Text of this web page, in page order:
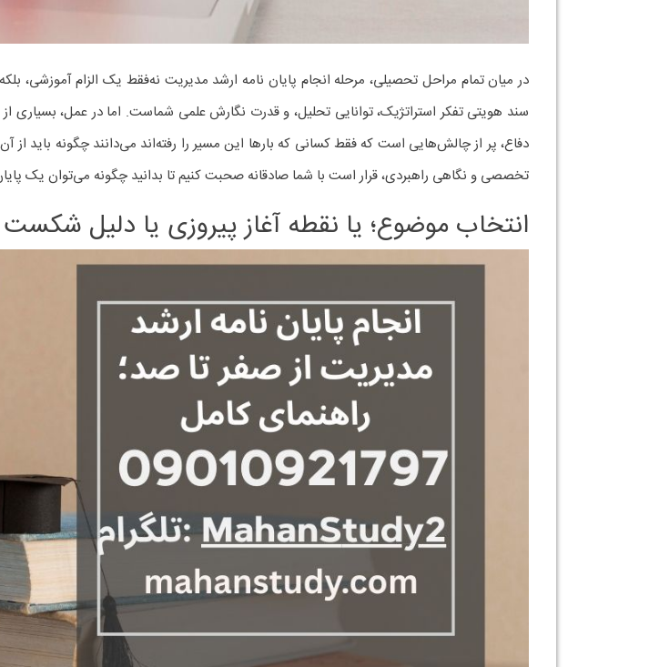
در میان تمام مراحل تحصیلی، مرحله انجام پایان نامه ارشد مدیریت نه‌فقط یک الزام آموزشی،
سند هویتی تفکر استراتژیک، توانایی تحلیل، و قدرت نگارش علمی شماست. اما در عمل، بسیاری
دفاع، پر از چالش‌هایی است که فقط کسانی که بارها این مسیر را رفته‌اند می‌دانند چگونه باید از
تخصصی و نگاهی راهبردی، قرار است با شما صادقانه صحبت کنیم تا بدانید چگونه می‌توان یک
انتخاب موضوع؛ یا نقطه آغاز پیروزی یا دلیل شکست